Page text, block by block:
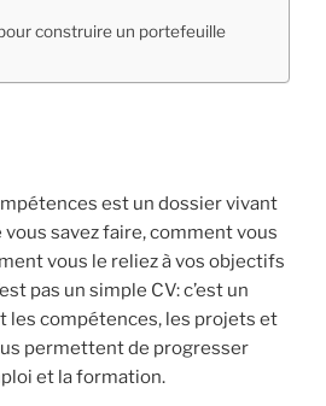
construire un portefeuille
est un dossier vivant
savez faire, comment vous
vous le reliez à vos objectifs
pas un simple CV: c’est un
les compétences, les projets et
permettent de progresser
et la formation.